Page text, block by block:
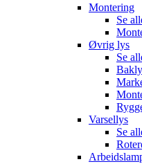
Montering
Se
Øvrig lys
Se
Varsellys
Se